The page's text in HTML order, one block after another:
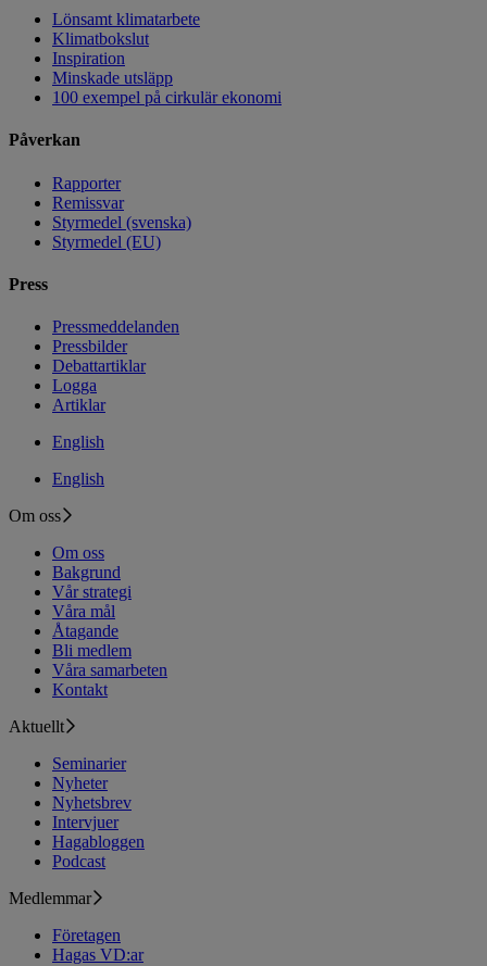
Lönsamt klimatarbete
Klimatbokslut
Inspiration
Minskade utsläpp
100 exempel på cirkulär ekonomi
Påverkan
Rapporter
Remissvar
Styrmedel (svenska)
Styrmedel (EU)
Press
Pressmeddelanden
Pressbilder
Debattartiklar
Logga
Artiklar
English
English
Om oss
Om oss
Bakgrund
Vår strategi
Våra mål
Åtagande
Bli medlem
Våra samarbeten
Kontakt
Aktuellt
Seminarier
Nyheter
Nyhetsbrev
Intervjuer
Hagabloggen
Podcast
Medlemmar
Företagen
Hagas VD:ar